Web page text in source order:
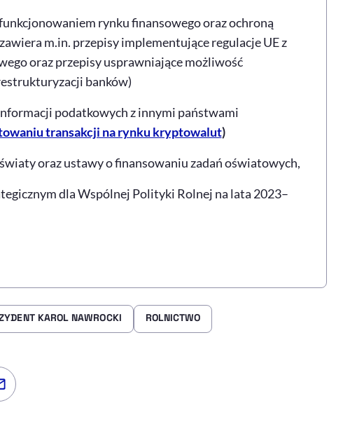
rynku finansowego oraz ochroną
m.in. przepisy implementujące regulacje UE z
oraz przepisy usprawniające możliwość
banków)
podatkowych z innymi państwami
transakcji na rynku kryptowalut)
oraz ustawy o finansowaniu zadań oświatowych,
dla Wspólnej Polityki Rolnej na lata 2023–
KAROL NAWROCKI ROLNICTWO
na Facebooku
przez e-mail